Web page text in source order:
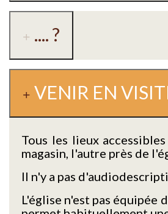
.... ?
VENIR EN
Tous les lieux
magasin, l'autre près de
Il n'y a pas
L'église n'est pas équipée